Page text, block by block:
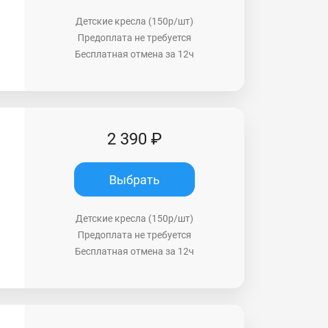
Детские кресла (150р/шт)
Предоплата не требуется
Бесплатная отмена за 12ч
2 390 ₽
Выбрать
Детские кресла (150р/шт)
Предоплата не требуется
Бесплатная отмена за 12ч